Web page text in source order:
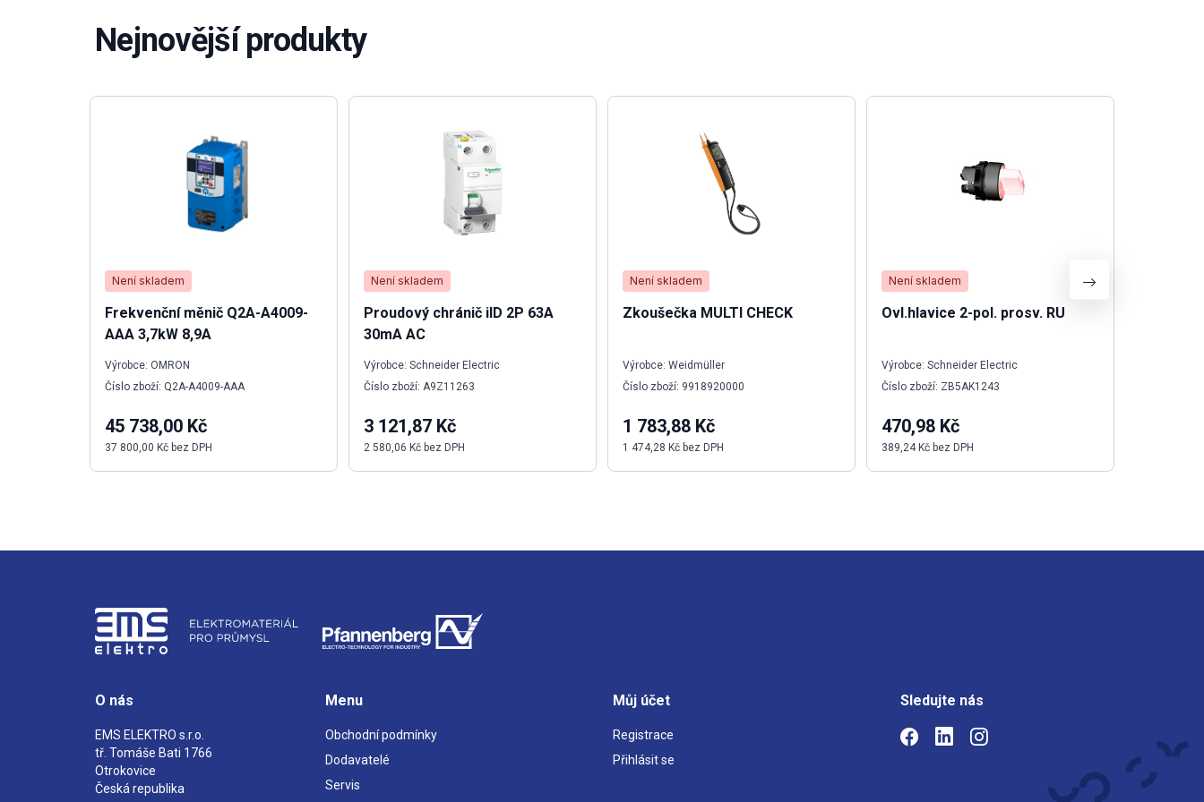
Nejnovější produkty
Není skladem
Frekvenční měnič Q2A-A4009-
AAA 3,7kW 8,9A
Výrobce: OMRON
Číslo zboží: Q2A-A4009-AAA
45 738,00 Kč
37 800,00 Kč bez DPH
Není skladem
Proudový chránič iID 2P 63A
30mA AC
Výrobce: Schneider Electric
Číslo zboží: A9Z11263
3 121,87 Kč
2 580,06 Kč bez DPH
Není skladem
Zkoušečka MULTI CHECK
Výrobce: Weidmüller
Číslo zboží: 9918920000
1 783,88 Kč
1 474,28 Kč bez DPH
Není skladem
Ovl.hlavice 2-pol. prosv. RU
Výrobce: Schneider Electric
Číslo zboží: ZB5AK1243
470,98 Kč
389,24 Kč bez DPH
O nás
EMS ELEKTRO s.r.o.
tř. Tomáše Bati 1766
Otrokovice
Česká republika
Menu
Obchodní podmínky
Dodavatelé
Servis
Můj účet
Registrace
Přihlásit se
Sledujte nás